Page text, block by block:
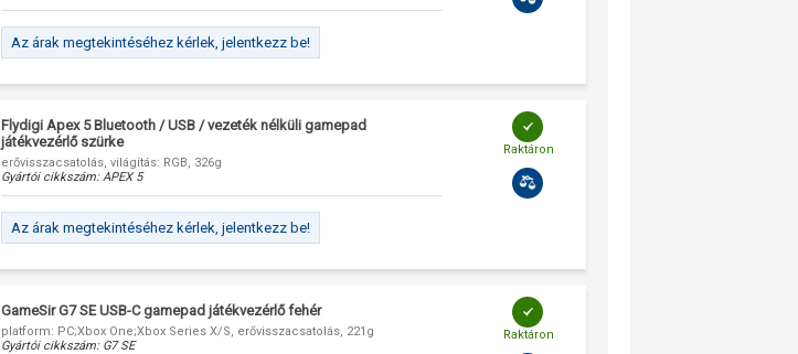
Az árak megtekintéséhez kérlek, jelentkezz be!
Flydigi Apex 5 Bluetooth / USB / vezeték nélküli gamepad
játékvezérlő szürke
erővisszacsatolás, világítás: RGB, 326g
Gyártói cikkszám:APEX 5
Az árak megtekintéséhez kérlek, jelentkezz be!
Raktáron
GameSir G7 SE USB-C gamepad játékvezérlő fehér
platform: PC;Xbox One;Xbox Series X/S, erővisszacsatolás, 221g
Gyártói cikkszám: G7 SE
Raktáron